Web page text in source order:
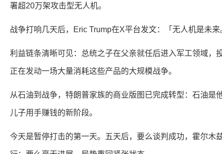
署超20万架攻击型无人机。
战争打响几天后，Eric Trump在X平台发文：「无人机是未来
利益链条清晰可见：总统之子在父亲就任后进入军工领域，
正在发动一场大量消耗这些产品的大规模战争。
从石油到战争，特朗普家族的商业版图已完成转型：石油是
儿子用手赚钱的新阶段。
今天是暂停打击的第一天。五天后，要么谈判成功，霍尔木